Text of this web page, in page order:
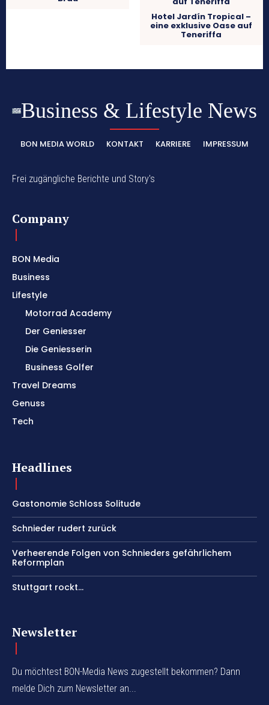
Hotel Jardín Tropical –
eine exklusive Oase auf
Teneriffa
Business & Lifestyle News
BON MEDIA WORLD KONTAKT KARRIERE IMPRESSUM
Frei zugängliche Berichte und Story's
Company
BON Media
Business
Lifestyle
Motorrad Academy
Der Geniesser
Die Geniesserin
Business Golfer
Travel Dreams
Genuss
Tech
Headlines
Gastonomie Schloss Solitude
Schnieder rudert zurück
Verheerende Folgen von Schnieders gefährlichem
Reformplan
Stuttgart rockt…
Newsletter
Du möchtest BON-Media News zugestellt bekommen? Dann
melde Dich zum Newsletter an...